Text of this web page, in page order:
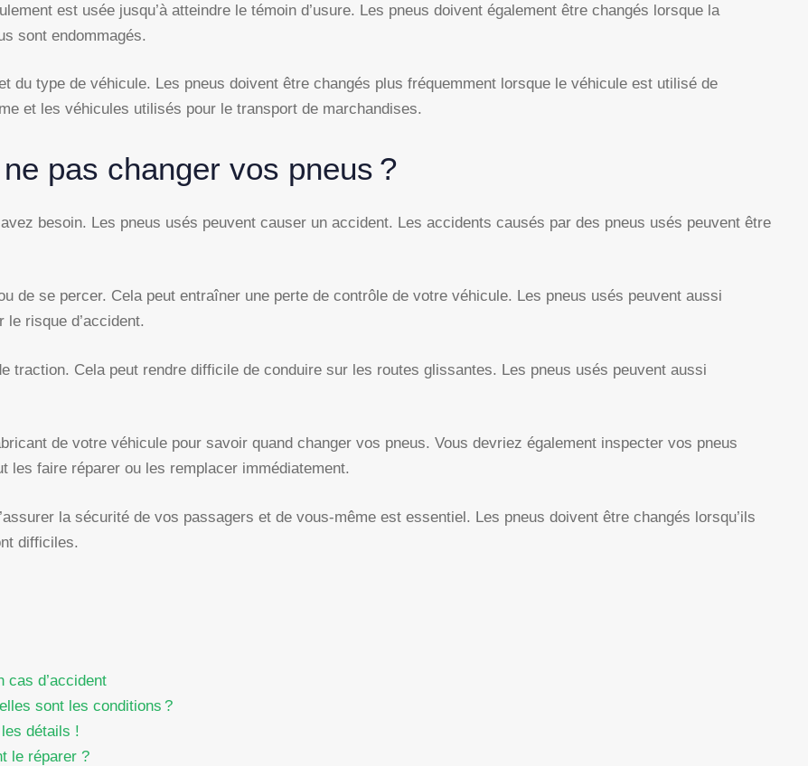
est usée jusqu’à atteindre le témoin d’usure. Les pneus doivent également être changés lorsque la
sont endommagés.
du type de véhicule. Les pneus doivent être changés plus fréquemment lorsque le véhicule est utilisé de
et les véhicules utilisés pour le transport de marchandises.
pas changer vos pneus ?
besoin. Les pneus usés peuvent causer un accident. Les accidents causés par des pneus usés peuvent être
de se percer. Cela peut entraîner une perte de contrôle de votre véhicule. Les pneus usés peuvent aussi
risque d’accident.
traction. Cela peut rendre difficile de conduire sur les routes glissantes. Les pneus usés peuvent aussi
de votre véhicule pour savoir quand changer vos pneus. Vous devriez également inspecter vos pneus
les faire réparer ou les remplacer immédiatement.
la sécurité de vos passagers et de vous-même est essentiel. Les pneus doivent être changés lorsqu’ils
difficiles.
cas d’accident
sont les conditions ?
détails !
le réparer ?